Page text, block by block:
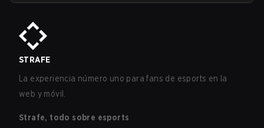
STRAFE
La experiencia número uno para fans de esports en la
web y móvil.
Strafe, todo sobre esports